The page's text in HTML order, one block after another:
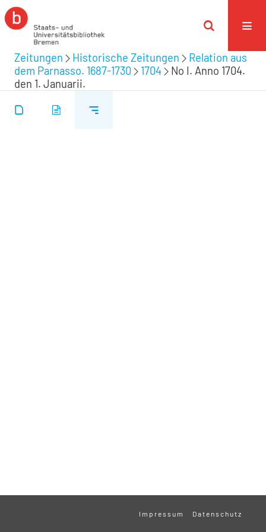
Zeitungen Historische Zeitungen
Relation aus
dem Parnasso. 1687-1730
1704
No I. Anno 1704.
den 1. Januarii.
Impressum Datenschutz